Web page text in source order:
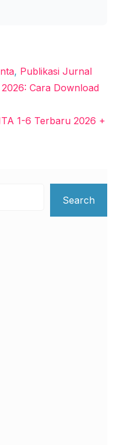
, Publikasi Jurnal
Cara Download
1-6 Terbaru 2026 +
Search